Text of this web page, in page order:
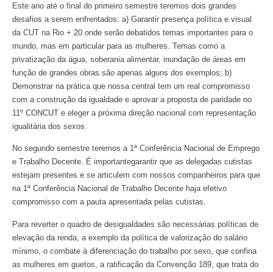
Este ano até o final do primeiro semestre teremos dois grandes
desafios a serem enfrentados: a) Garantir presença política e visual
da CUT na Rio + 20 onde serão debatidos temas importantes para o
mundo, mas em particular para as mulheres. Temas como a
privatização da água, soberania alimentar, inundação de áreas em
função de grandes obras são apenas alguns dos exemplos; b)
Demonstrar na prática que nossa central tem um real compromisso
com a construção da igualdade e aprovar a proposta de paridade no
11º CONCUT e eleger a próxima direção nacional com representação
igualitária dos sexos.
No segundo semestre teremos a 1ª Conferência Nacional de Emprego
e Trabalho Decente. É importantegarantir que as delegadas cutistas
estejam presentes e se articulem com nossos companheiros para que
na 1ª Conferência Nacional de Trabalho Decente haja efetivo
compromisso com a pauta apresentada pelas cutistas.
Para reverter o quadro de desigualdades são necessárias políticas de
elevação da renda, a exemplo da política de valorização do salário
mínimo, o combate à diferenciação do trabalho por sexo, que confina
as mulheres em guetos, a ratificação da Convenção 189, que trata do